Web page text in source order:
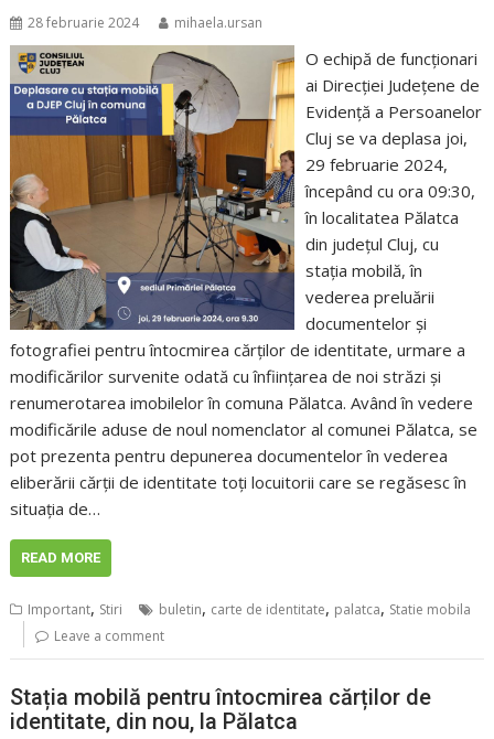
28 februarie 2024 mihaela.ursan
O echipă de funcționari
ai Direcției Județene de
Evidență a Persoanelor
Cluj se va deplasa joi,
29 februarie 2024,
începând cu ora 09:30,
în localitatea Pălatca
din județul Cluj, cu
stația mobilă, în
vederea preluării
documentelor și
fotografiei pentru întocmirea cărților de identitate, urmare a
modificărilor survenite odată cu înființarea de noi străzi și
renumerotarea imobilelor în comuna Pălatca. Având în vedere
modificările aduse de noul nomenclator al comunei Pălatca, se
pot prezenta pentru depunerea documentelor în vederea
eliberării cărții de identitate toți locuitorii care se regăsesc în
situația de…
READ MORE
Important, Stiri buletin, carte de identitate, palatca, Statie mobila
Leave a comment
Stația mobilă pentru întocmirea cărților de
identitate, din nou, la Pălatca